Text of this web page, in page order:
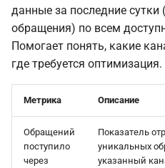
данные за последние сутки
обращения) по всем
Помогает понять, какие
где требуется оптимизация.
Метрика Описание
Обращений
поступило
через
Показатель
уникальных
указанный